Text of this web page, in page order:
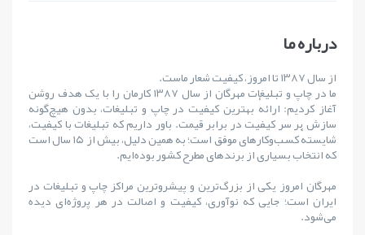
درباره ما
از سال ۱۳۸۷ تا امروز، کیفیت شعار ماست.
ما در چاپ و تبلیغات مهرگان از سال ۱۳۸۷ کارمان را با یک هدف روشن
آغاز کردیم: ارائهٔ بهترین کیفیت در چاپ و تبلیغات، بدون هیچ‌گونه
سازش بر سر کیفیت در برابر قیمت. باور داریم که تبلیغات با کیفیت،
شایستهٔ کسب‌وکارهای موفق است؛ به همین دلیل، بیش از ۱۵ سال است
که انتخاب بسیاری از برندهای مطرح کشور بوده‌ایم.
مهرگان امروز یکی از بزرگ‌ترین و پیشروترین مراکز چاپ و تبلیغات در
ایران است؛ جایی که نوآوری، کیفیت و اصالت در هر پروژه‌ای دیده
می‌شود.